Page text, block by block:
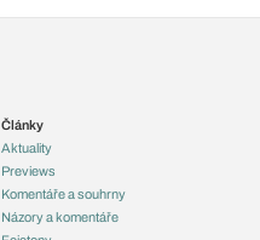
Články
Aktuality
Previews
Komentáře a souhrny
Názory a komentáře